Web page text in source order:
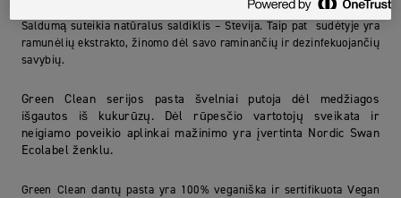
apsaugo vaikų dantis nuo karieso. Pasta yra švelnaus vaisinio skonio.
Saldumą suteikia natūralus saldiklis – Stevija. Taip pat sudėtyje yra
ramunėlių ekstrakto, žinomo dėl savo raminančių ir dezinfekuojančių
savybių.
Green Clean serijos pasta švelniai putoja dėl medžiagos
išgautos iš kukurūzų. Dėl rūpesčio vartotojų sveikata ir
neigiamo poveikio aplinkai mažinimo yra įvertinta Nordic Swan
Ecolabel ženklu.
Green Clean dantų pasta yra 100% veganiška ir sertifikuota Vegan